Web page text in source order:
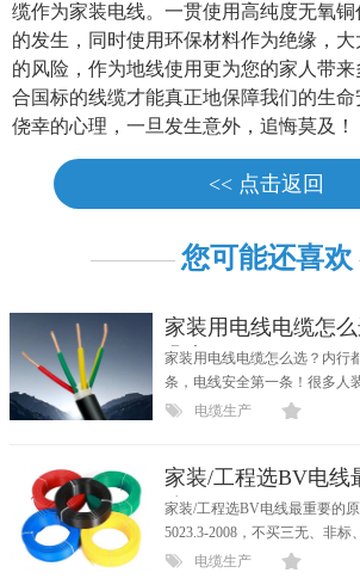
缆作为家装电线。一贯使用高纯度无氧
的发生，同时使用环保材料作为绝缘，
的风险，作为地线使用更为您的家人带
合国标的线缆才能真正地保障我们的生
侥幸的心理，一旦发生意外，追悔莫及！
<< 点击返回
您可能还喜欢
家装用电线电缆怎
几点
家装用电线电缆怎么选？内行
条，电线安全第一条！很多人
要性...电缆生产
家装/工程选BV电线
么？
家装/工程选BV电线最重要的
5023.3-2008，不买三无、非
座、大功...
电缆生产